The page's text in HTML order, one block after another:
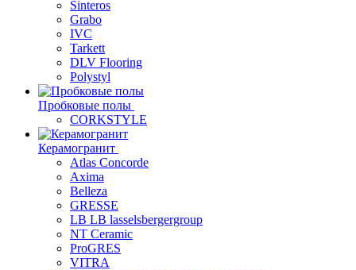
Sinteros
Grabo
IVC
Tarkett
DLV Flooring
Polystyl
Пробковые полы
CORKSTYLE
Керамогранит
Atlas Concorde
Axima
Belleza
GRESSE
LB LB lasselsbergergroup
NT Ceramic
ProGRES
VITRA